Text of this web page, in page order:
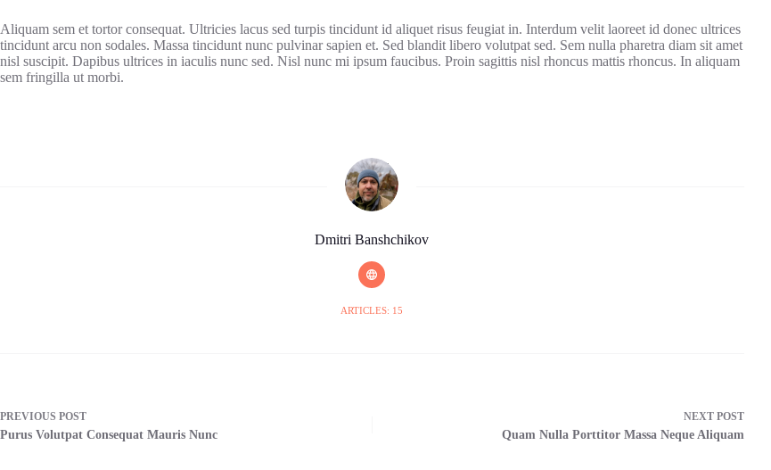
Aliquam sem et tortor consequat. Ultricies lacus sed turpis tincidunt id aliquet risus feugiat in. Interdum velit laoreet id donec ultrices
tincidunt arcu non sodales. Massa tincidunt nunc pulvinar sapien et. Sed blandit libero volutpat sed. Sem nulla pharetra diam sit amet
nisl suscipit. Dapibus ultrices in iaculis nunc sed. Nisl nunc mi ipsum faucibus. Proin sagittis nisl rhoncus mattis rhoncus. In aliquam
sem fringilla ut morbi.
Dmitri Banshchikov
ARTICLES: 15
PREVIOUS POST
Purus Volutpat Consequat Mauris Nunc
NEXT POST
Quam Nulla Porttitor Massa Neque Aliquam